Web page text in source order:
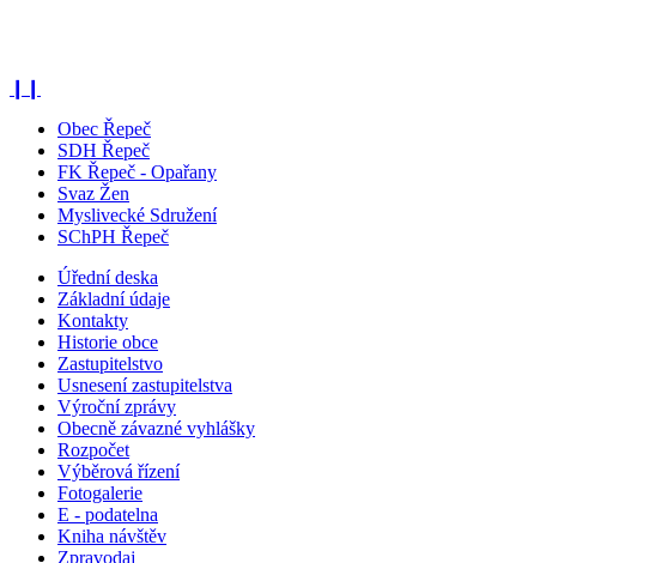
Obec Řepeč
SDH Řepeč
FK Řepeč - Opařany
Svaz Žen
Myslivecké Sdružení
SChPH Řepeč
Úřední deska
Základní údaje
Kontakty
Historie obce
Zastupitelstvo
Usnesení zastupitelstva
Výroční zprávy
Obecně závazné vyhlášky
Rozpočet
Výběrová řízení
Fotogalerie
E - podatelna
Kniha návštěv
Zpravodaj